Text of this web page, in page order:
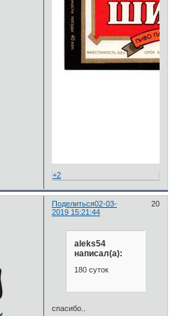
+2
Поделиться 20
02-03-
2019 15:21:44
aleks54
написал(а):
180 суток
спасибо..